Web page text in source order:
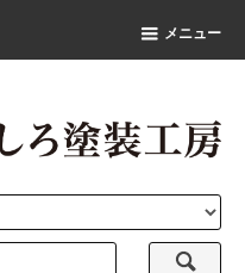
メニュー